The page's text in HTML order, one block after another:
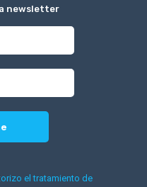
newsletter
el tratamiento de